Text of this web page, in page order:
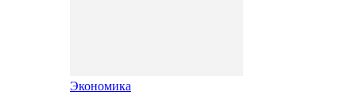
Экономика